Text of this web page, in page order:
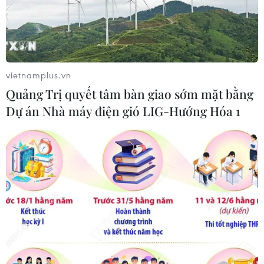
Mưa lớn kéo dài gây nhiều thiệt hại
về nhà ở, giao thông tại tỉnh Sơn La
06/08/2026 09:48
Bất cập việc ngừng giao khoán quản
lý, bảo vệ rừng ở Nam Cát Tiên
Xem thêm
vietnamplus.vn
Quảng Trị quyết tâm bàn giao sớm mặt bằng
Dự án Nhà máy điện gió LIG-Hướng Hóa 1